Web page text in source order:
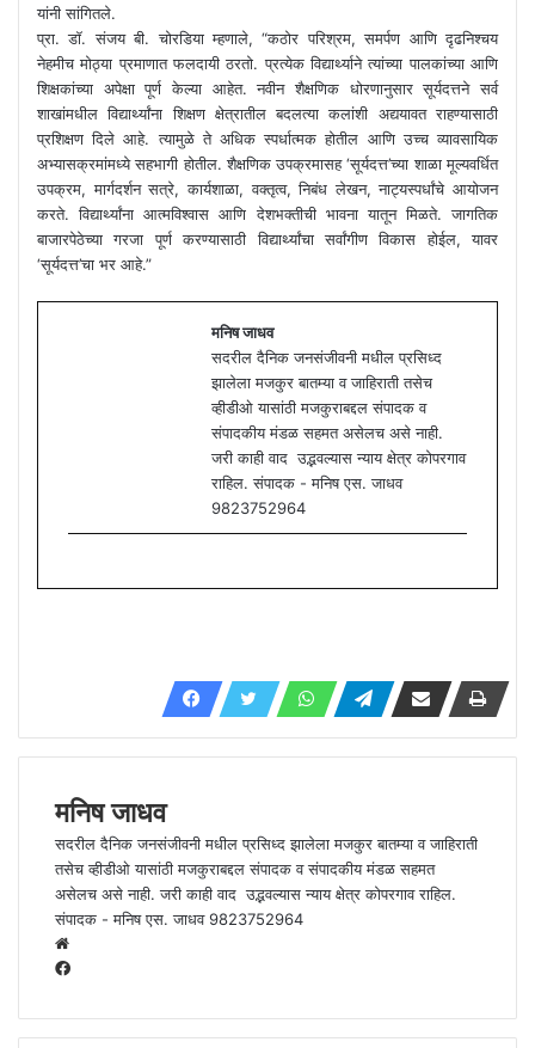
यांनी सांगितले.
प्रा. डॉ. संजय बी. चोरडिया म्हणाले, “कठोर परिश्रम, समर्पण आणि दृढनिश्चय
नेहमीच मोठ्या प्रमाणात फलदायी ठरतो. प्रत्येक विद्यार्थ्याने त्यांच्या पालकांच्या आणि
शिक्षकांच्या अपेक्षा पूर्ण केल्या आहेत. नवीन शैक्षणिक धोरणानुसार सूर्यदत्तने सर्व
शाखांमधील विद्यार्थ्यांना शिक्षण क्षेत्रातील बदलत्या कलांशी अद्ययावत राहण्यासाठी
प्रशिक्षण दिले आहे. त्यामुळे ते अधिक स्पर्धात्मक होतील आणि उच्च व्यावसायिक
अभ्यासक्रमांमध्ये सहभागी होतील. शैक्षणिक उपक्रमासह ‘सूर्यदत्त’च्या शाळा मूल्यवर्धित
उपक्रम, मार्गदर्शन सत्रे, कार्यशाळा, वक्तृत्व, निबंध लेखन, नाट्यस्पर्धांचे आयोजन
करते. विद्यार्थ्यांना आत्मविश्वास आणि देशभक्तीची भावना यातून मिळते. जागतिक
बाजारपेठेच्या गरजा पूर्ण करण्यासाठी विद्यार्थ्यांचा सर्वांगीण विकास होईल, यावर
‘सूर्यदत्त’चा भर आहे.”
मनिष जाधव
सदरील दैनिक जनसंजीवनी मधील प्रसिध्द
झालेला मजकुर बातम्या व जाहिराती तसेच
व्हीडीओ यासांठी मजकुराबद्दल संपादक व
संपादकीय मंडळ सहमत असेलच असे नाही.
जरी काही वाद उद्भवल्यास न्याय क्षेत्र कोपरगाव
राहिल. संपादक - मनिष एस. जाधव
9823752964
मनिष जाधव
सदरील दैनिक जनसंजीवनी मधील प्रसिध्द झालेला मजकुर बातम्या व जाहिराती
तसेच व्हीडीओ यासांठी मजकुराबद्दल संपादक व संपादकीय मंडळ सहमत
असेलच असे नाही. जरी काही वाद उद्भवल्यास न्याय क्षेत्र कोपरगाव राहिल.
संपादक - मनिष एस. जाधव 9823752964
e
s
i
c
e